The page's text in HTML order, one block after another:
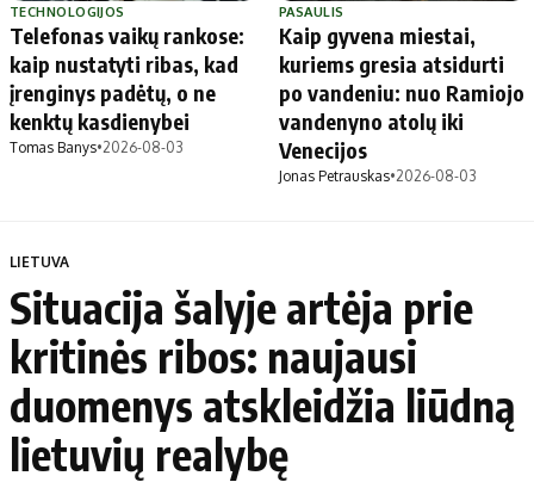
TECHNOLOGIJOS
Telefonas vaikų rankose:
kaip nustatyti ribas, kad
įrenginys padėtų, o ne
kenktų kasdienybei
Tomas Banys•2026-08-03
PASAULIS
Kaip gyvena miestai,
kuriems gresia atsidurti
po vandeniu: nuo Ramiojo
vandenyno atolų iki
Venecijos
Jonas Petrauskas•2026-08-03
LIETUVA
Situacija šalyje artėja prie
kritinės ribos: naujausi
duomenys atskleidžia liūdną
lietuvių realybę